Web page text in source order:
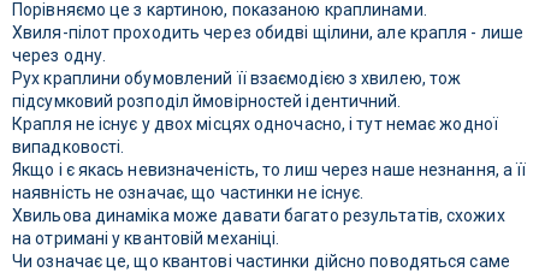
Порівняємо це з картиною, показаною краплинами.
Хвиля-пілот проходить через обидві щілини, але крапля - лише
через одну.
Рух краплини обумовлений її взаємодією з хвилею, тож
підсумковий розподіл ймовірностей ідентичний.
Крапля не існує у двох місцях одночасно, і тут немає жодної
випадковості.
Якщо і є якась невизначеність, то лиш через наше незнання, а її
наявність не означає, що частинки не існує.
Хвильова динаміка може давати багато результатів, схожих
на отримані у квантовій механіці.
Чи означає це, що квантові частинки дійсно поводяться саме